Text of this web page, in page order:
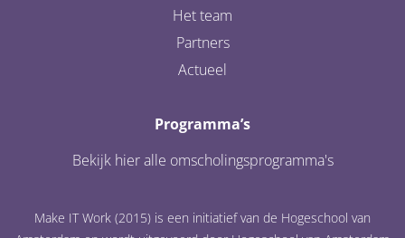
Het team
Partners
Actueel
Programma’s
Bekijk hier alle omscholingsprogramma's
Make IT Work (2015) is een initiatief van de Hogeschool van